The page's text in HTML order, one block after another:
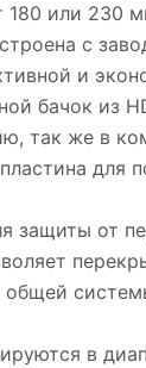
180 или 230
с
и
бачок из
так же в
для
защиты от
общей
в